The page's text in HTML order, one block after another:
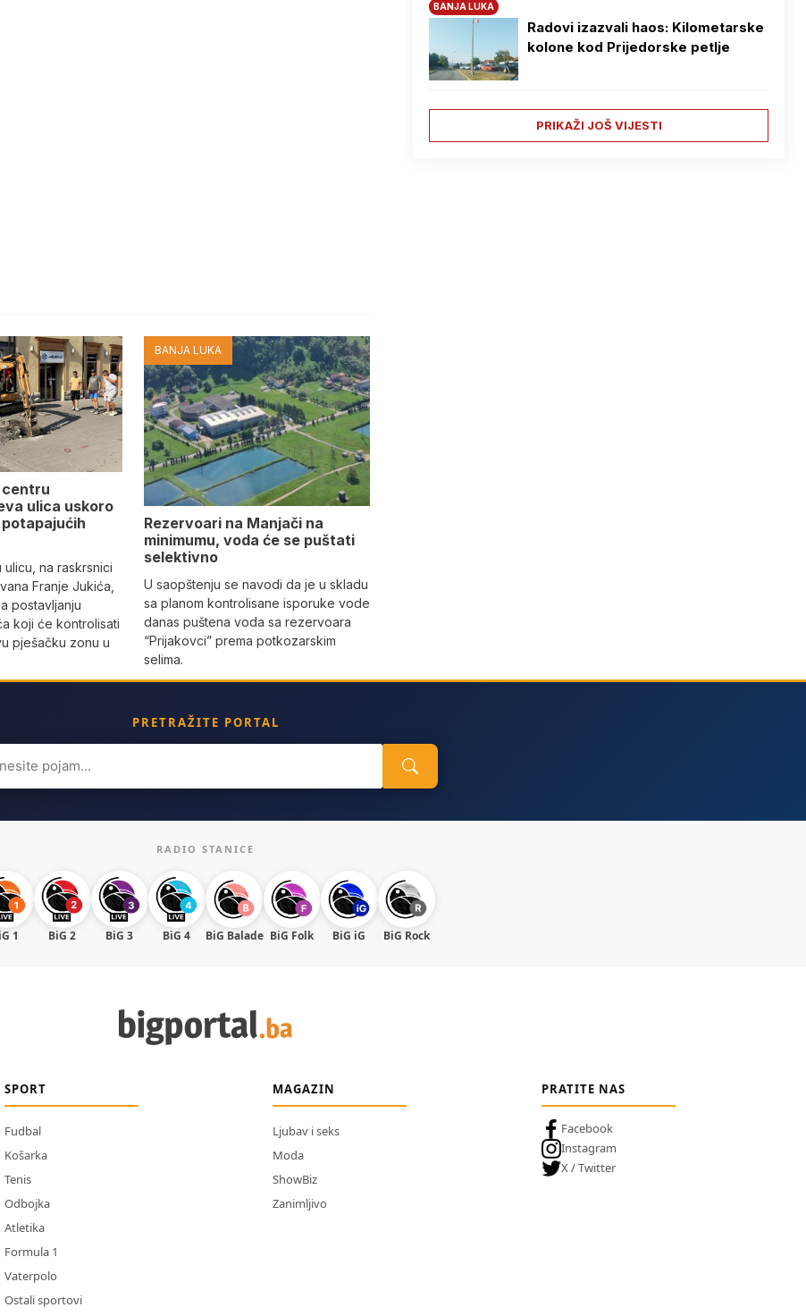
centru
ulica uskoro
ulicu, na raskrsnici
Franje Jukića,
postavljanju
koji će kontrolisati
pješačku zonu u
BANJA LUKA
Rezervoari na Manjači na
minimumu, voda će se puštati
selektivno
U saopštenju se navodi da je u skladu
sa planom kontrolisane isporuke vode
danas puštena voda sa rezervoara
“Prijakovci” prema potkozarskim
selima.
BANJA LUKA
Radovi izazvali haos: Kilometarske
kolone kod Prijedorske petlje
PRIKAŽI JOŠ VIJESTI
PRETRAŽITE PORTAL
RADIO STANICE
1 BiG 2 BiG 3 BiG 4 BiG Balade BiG Folk BiG iG BiG Rock
SPORT
Fudbal
Košarka
Tenis
Odbojka
Atletika
Formula 1
Vaterpolo
Ostali sportovi
MAGAZIN
Ljubav i seks
Moda
ShowBiz
Zanimljivo
PRATITE NAS
Facebook
Instagram
X / Twitter